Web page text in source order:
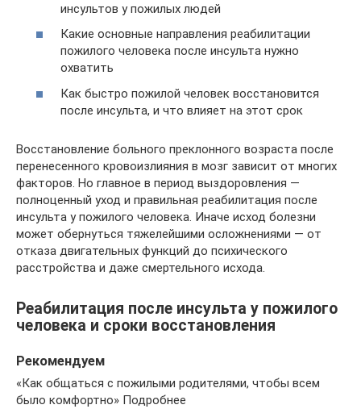
инсультов у пожилых людей
Какие основные направления реабилитации
пожилого человека после инсульта нужно
охватить
Как быстро пожилой человек восстановится
после инсульта, и что влияет на этот срок
Восстановление больного преклонного возраста после
перенесенного кровоизлияния в мозг зависит от многих
факторов. Но главное в период выздоровления —
полноценный уход и правильная реабилитация после
инсульта у пожилого человека. Иначе исход болезни
может обернуться тяжелейшими осложнениями — от
отказа двигательных функций до психического
расстройства и даже смертельного исхода.
Реабилитация после инсульта у пожилого
человека и сроки восстановления
Рекомендуем
«Как общаться с пожилыми родителями, чтобы всем
было комфортно» Подробнее